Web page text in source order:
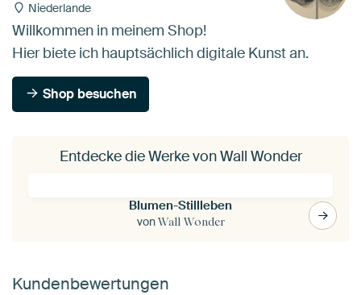
Niederlande
Willkommen in meinem Shop!
Hier biete ich hauptsächlich digitale Kunst an.
Shop besuchen
Entdecke die Werke von Wall Wonder
Blumen-Stillleben
vonWall Wonder
Kundenbewertungen